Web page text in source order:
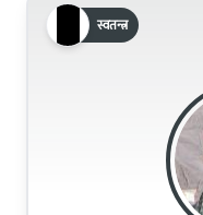
स्वतन्त्र